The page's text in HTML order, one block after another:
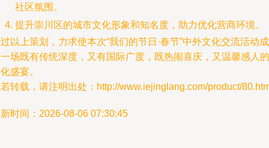
社区氛围。
提升崇川区的城市文化形象和知名度，助力优化营商环境。
以上策划，力求使本次“我们的节日·春节”中外文化交流活动成
场既有传统深度，又有国际广度，既热闹喜庆，又温馨感人的
盛宴。
转载，请注明出处：http://www.iejinglang.com/product/
时间：2026-08-06 07:30:45